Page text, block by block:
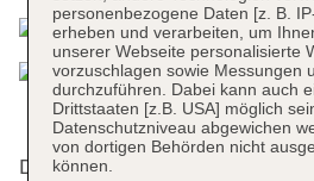
Das Hotel bietet eine Suite, 10
personenbezogene Daten [z. B.
erheben und verarbeiten, um
unserer Webseite personalisierte
vorzuschlagen sowie Messungen
durchzuführen. Dabei kann auch
Drittstaaten [z.B. USA] möglich
Datenschutzniveau abgewichen
von dortigen Behörden nicht
können.